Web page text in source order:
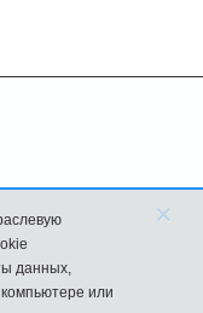
данных,
или
×